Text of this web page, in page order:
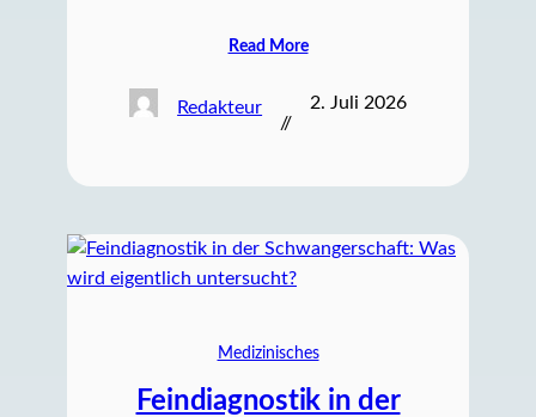
Read More
Redakteur
//
2. Juli 2026
Medizinisches
Feindiagnostik in der